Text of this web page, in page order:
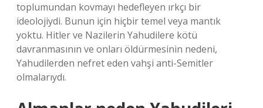
toplumundan kovmayı hedefleyen ırkçı bir
ideolojiydi. Bunun için hiçbir temel veya mantık
yoktu. Hitler ve Nazilerin Yahudilere kötü
davranmasının ve onları öldürmesinin nedeni,
Yahudilerden nefret eden vahşi anti-Semitler
olmalarıydı.